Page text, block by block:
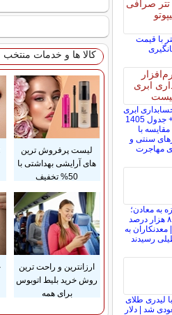
کالا ها و خدمات منتخب
لیست پرفروش ترین
های آرایشی بهداشتی با
50% تخفیف
ارزانترین و راحت ترین
روش خرید بلیط اتوبوس
برای همه
با قیمت
ابری
چیست؟ + جدول 1405
مقایسه با
سنتی و
مهاجرت
به معادن؛
گازوئیل ۸ هزار درصد
به
رسیدند
لیدری طلای
شد | دلار